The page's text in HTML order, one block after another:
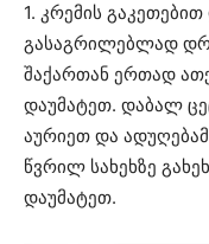
1. კრემის
გასაგრილებლად
შაქართან ერთად
დაუმატეთ. დაბალ
აურიეთ და
წვრილ სახეხზე
დაუმატეთ.